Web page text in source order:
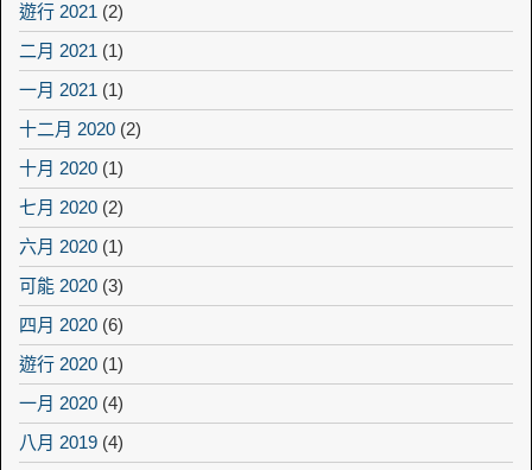
遊行 2021 (2)
二月 2021 (1)
一月 2021 (1)
十二月 2020 (2)
十月 2020 (1)
七月 2020 (2)
六月 2020 (1)
可能 2020 (3)
四月 2020 (6)
遊行 2020 (1)
一月 2020 (4)
八月 2019 (4)